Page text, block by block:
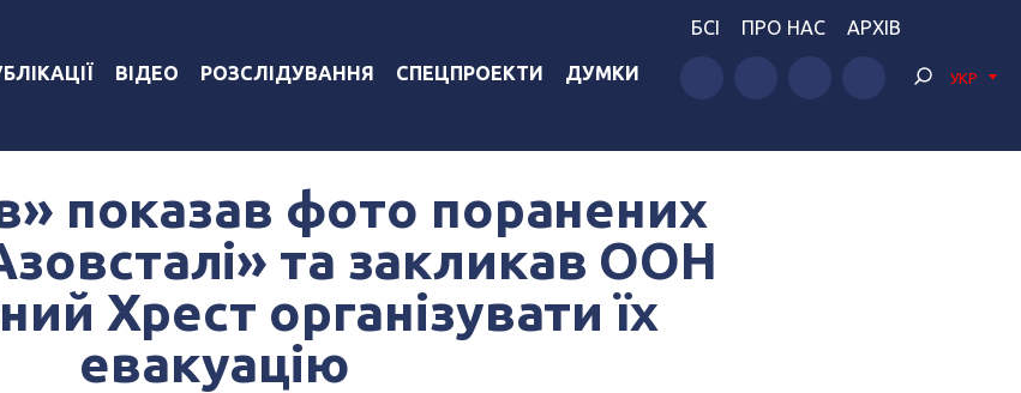
ВІДЕО РОЗСЛІДУВАННЯ СПЕЦПРОЕКТИ ДУМКИ
БСІ ПРО НАС АРХІВ
УКР
показав фото поранених
та закликав ООН
Хрест організувати їх
евакуацію